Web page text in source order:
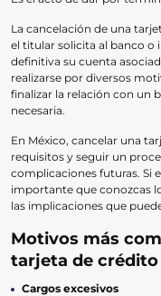
La cancelación de una
el titular solicita al banco o
definitiva su cuenta
realizarse por diversos
finalizar la relación con un
necesaria.
En México, cancelar una
requisitos y seguir un
complicaciones futuras. Si
importante que conozcas
las implicaciones que
Motivos más
tarjeta de crédito
Cargos excesivos